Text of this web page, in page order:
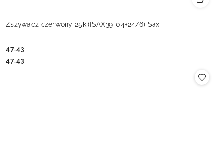
Zszywacz czerwony 25k (ISAX39-04+24/6) Sax
Cena:
47.43
Cena:
47.43